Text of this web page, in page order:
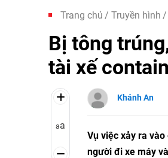
Trang chủ Truyền hình
Bị tông
tài xế
aa
Khánh An
Vụ việc xảy ra
người đi xe máy